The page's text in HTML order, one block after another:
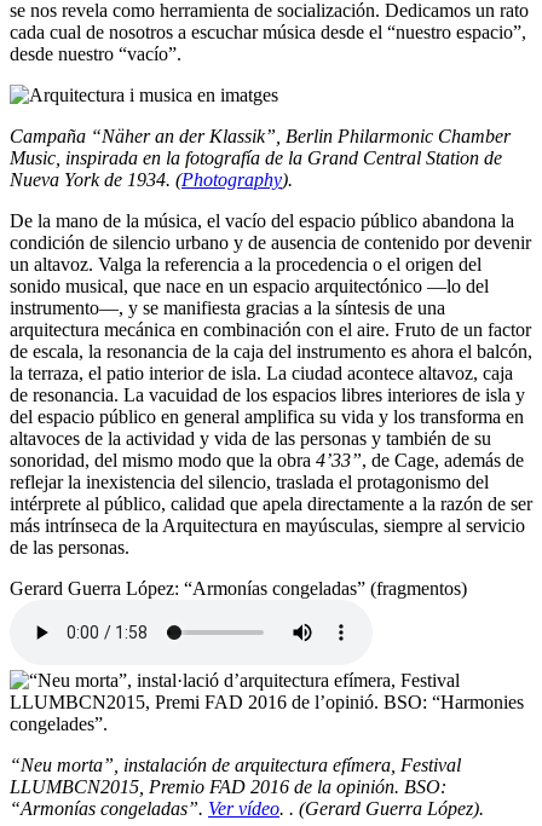
se nos revela como herramienta de socialización. Dedicamos un rato
cada cual de nosotros a escuchar música desde el “nuestro espacio”,
desde nuestro “vacío”.
Campaña “Näher an der Klassik”, Berlin Philarmonic Chamber
Music, inspirada en la fotografía de la Grand Central Station de
Nueva York de 1934. (Photography).
De la mano de la música, el vacío del espacio público abandona la
condición de silencio urbano y de ausencia de contenido por devenir
un altavoz. Valga la referencia a la procedencia o el origen del
sonido musical, que nace en un espacio arquitectónico —lo del
instrumento—, y se manifiesta gracias a la síntesis de una
arquitectura mecánica en combinación con el aire. Fruto de un factor
de escala, la resonancia de la caja del instrumento es ahora el balcón,
la terraza, el patio interior de isla. La ciudad acontece altavoz, caja
de resonancia. La vacuidad de los espacios libres interiores de isla y
del espacio público en general amplifica su vida y los transforma en
altavoces de la actividad y vida de las personas y también de su
sonoridad, del mismo modo que la obra 4’33”, de Cage, además de
reflejar la inexistencia del silencio, traslada el protagonismo del
intérprete al público, calidad que apela directamente a la razón de ser
más intrínseca de la Arquitectura en mayúsculas, siempre al servicio
de las personas.
Gerard Guerra López: “Armonías congeladas” (fragmentos)
“Neu morta”, instalación de arquitectura efímera, Festival
LLUMBCN2015, Premio FAD 2016 de la opinión. BSO:
“Armonías congeladas”. Ver vídeo. . (Gerard Guerra López).